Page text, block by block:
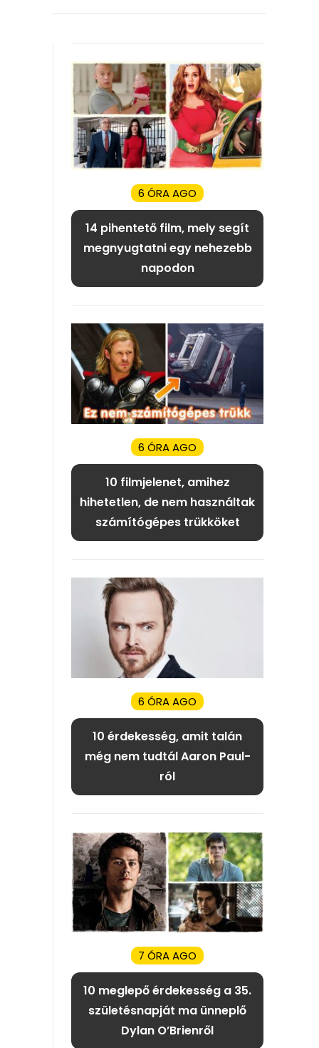
6 ÓRA AGO
14 pihentető film, mely segít
megnyugtatni egy nehezebb
napodon
6 ÓRA AGO
10 filmjelenet, amihez
hihetetlen, de nem használtak
számítógépes trükköket
6 ÓRA AGO
10 érdekesség, amit talán
még nem tudtál Aaron Paul-
ról
7 ÓRA AGO
10 meglepő érdekesség a 35.
születésnapját ma ünneplő
Dylan O’Brienről